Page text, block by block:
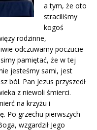
a tym, że oto
straciliśmy
kogoś
rodzinne,
odczuwamy poczucie
pamiętać, że w tej
jesteśmy sami, jest
ból. Pan Jezus przyszedł
z niewoli śmierci.
na krzyżu i
Po grzechu pierwszych
wzgardził Jego